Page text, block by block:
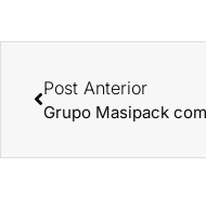
Post Anterior
Grupo Masipack